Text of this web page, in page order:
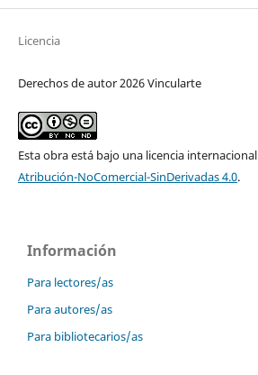
Licencia
Derechos de autor 2026 Vincularte
Esta obra está bajo una licencia internacional
Atribución-NoComercial-SinDerivadas 4.0.
Información
Para lectores/as
Para autores/as
Para bibliotecarios/as